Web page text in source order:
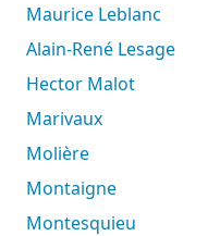
Maurice Leblanc
Alain-René Lesage
Hector Malot
Marivaux
Molière
Montaigne
Montesquieu